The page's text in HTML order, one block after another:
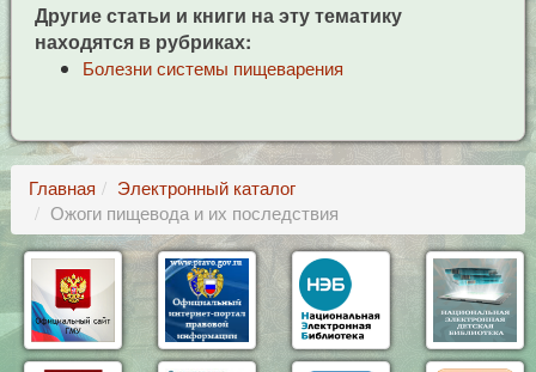
Другие статьи и книги на эту тематику
находятся в рубриках:
Болезни системы пищеварения
Главная
Электронный каталог
Ожоги пищевода и их последствия